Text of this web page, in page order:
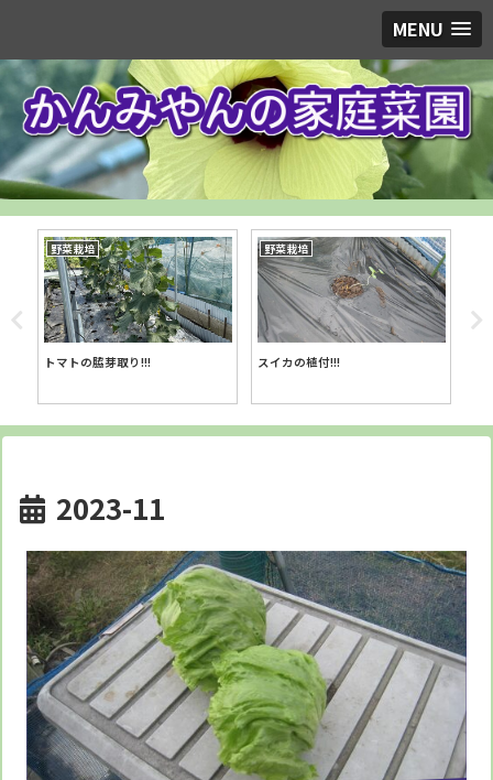
MENU
野菜栽培
トウモロコシに防虫ネット!!!
野菜栽培
タマネギの植付け!!!
2023-11